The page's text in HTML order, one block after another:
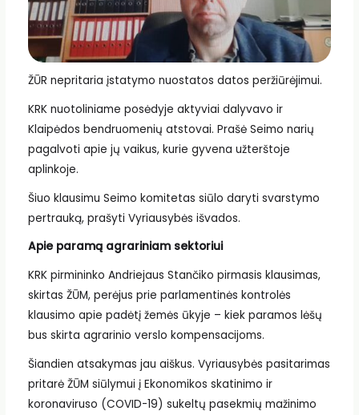
ŽŪR nepritaria įstatymo nuostatos datos peržiūrėjimui.
KRK nuotoliniame posėdyje aktyviai dalyvavo ir
Klaipėdos bendruomenių atstovai. Prašė Seimo narių
pagalvoti apie jų vaikus, kurie gyvena užterštoje
aplinkoje.
Šiuo klausimu Seimo komitetas siūlo daryti svarstymo
pertrauką, prašyti Vyriausybės išvados.
Apie paramą agrariniam sektoriui
KRK pirmininko Andriejaus Stančiko pirmasis klausimas,
skirtas ŽŪM, perėjus prie parlamentinės kontrolės
klausimo apie padėtį žemės ūkyje – kiek paramos lėšų
bus skirta agrarinio verslo kompensacijoms.
Šiandien atsakymas jau aiškus. Vyriausybės pasitarimas
pritarė ŽŪM siūlymui į Ekonomikos skatinimo ir
koronaviruso (COVID-19) sukeltų pasekmių mažinimo